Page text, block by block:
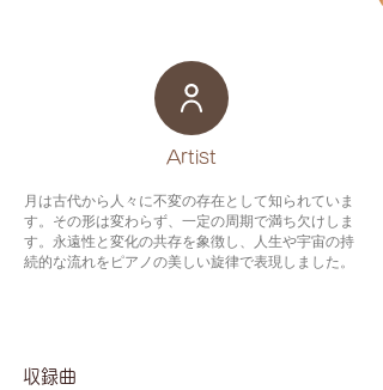
​Artist
月は古代から人々に不変の存在として知られていま
す。その形は変わらず、一定の周期で満ち欠けしま
す。永遠性と変化の共存を象徴し、人生や宇宙の持
続的な流れをピアノの美しい旋律で表現しました。
​収録曲